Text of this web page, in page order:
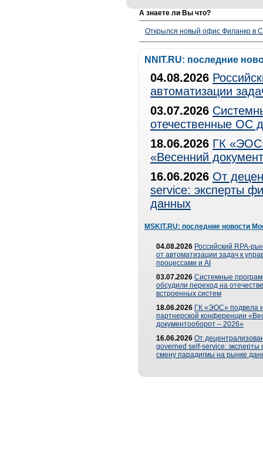
А знаете ли Вы что?
Открылся новый офис Филанко в
NNIT.RU: последние
04.08.2026
автоматизации
03.07.2026
отечественные ОС
18.06.2026 ГК
«Весенний
16.06.2026 От
service: эксперты
данных
MSKIT.RU: последние новости
04.08.2026 Российский RPA-
от автоматизации задач к
процессами и AI
03.07.2026 Системные
обсудили переход на
встроенных систем
18.06.2026 ГК «ЭОС» подвела
партнерской конференции
документооборот – 2026»
16.06.2026 От
governed self-service: эксперты
смену парадигмы на рынке